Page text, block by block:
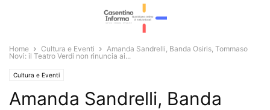
Home Cultura e Eventi
Amanda Sandrelli, Banda Osiris, Tommaso
Novi: il Teatro Verdi non rinuncia ai...
Cultura e Eventi
Amanda Sandrelli, Banda